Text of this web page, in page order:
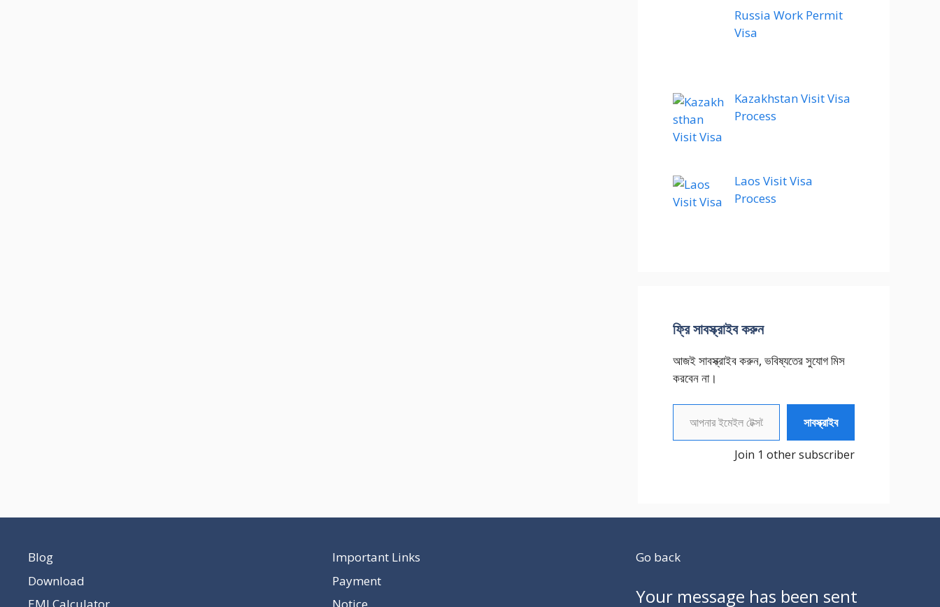
Russia Work Permit
Visa
Kazakhstan Visit Visa
Process
Laos Visit Visa
Process
ফ্রি সাবস্ক্রাইব করুন
আজই সাবস্ক্রাইব করুন, ভবিষ্যতের সুযোগ মিস
করবেন না।
আপনার ইমেইল টেক্সট করুন
সাবস্ক্রাইব
Join 1 other subscriber
Blog
Download
Important Links
Payment
Go back
Your message has been sent